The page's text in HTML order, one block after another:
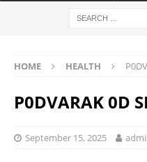
HOME HEALTH
P0DVARAK 0D
September 15, 2025